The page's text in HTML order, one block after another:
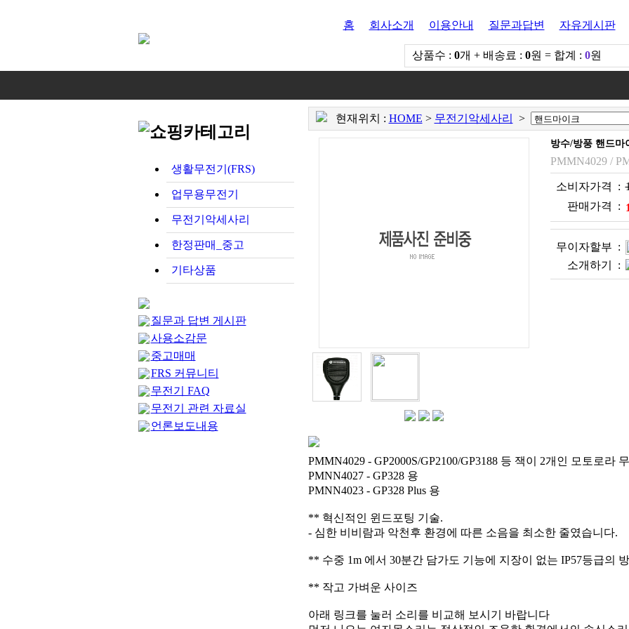
홈 회사소개 이용안내 질문과답변 자유게시판
상품수 : 0개 + 배송료 : 0원 = 합계 : 0원
생활무전기(FRS)
업무용무전기
무전기악세사리
한정판매_중고
기타상품
질문과 답변 게시판
사용소감문
중고매매
FRS 커뮤니티
무전기 FAQ
무전기 관련 자료실
언론보도내용
현재위치 : HOME > 무전기악세사리 >
방수/방풍 핸드마
PMMN4029 /
소비자가격 :
판매가격 :
무이자할부 :
소개하기 :
PMMN4029 - GP2000S/GP2100/GP3188 등 잭이 2개인 모토로라
PMNN4027 - GP328 용
PMNN4023 - GP328 Plus 용
** 혁신적인 윈드포팅 기술.
- 심한 비비람과 악천후 환경에 따른 소음을 최소한 줄였습니다.
** 수중 1m 에서 30분간 담가도 기능에 지장이 없는 IP57등급의
** 작고 가벼운 사이즈
아래 링크를 눌러 소리를 비교해 보시기 바랍니다